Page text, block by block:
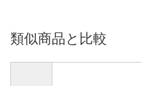
類似商品と比較